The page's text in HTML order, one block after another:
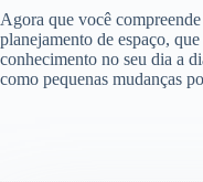
Agora que você
planejamento de espaço,
conhecimento no seu dia a
como pequenas mudanças